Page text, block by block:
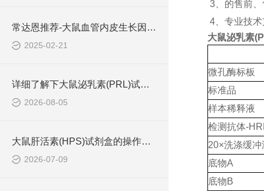
常达恩推荐-大鼠血管内皮生长因子 (VEGF)elisa检测试剂盒
2025-02-21
详细了解下大鼠泌乳素(PRL)试剂盒的作用
2026-08-05
大鼠肝活素(HPS)试剂盒的操作流程可概括为四个步骤
2026-07-09
3、的售前
4、专业技
大鼠泌乳素
微孔酶标板
标准品
样本稀释液
检测抗体-
20×洗涤缓冲
底物A
底物B